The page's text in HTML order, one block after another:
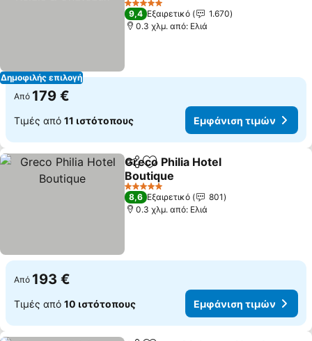
Δημοφιλής επιλογή
5 Αστέρια
9,4 Εξαιρετικό
1.670
0.3 χλμ. από: Ελιά
Από 179 €
Τιμές από 11 ιστότοπους Εμφάνιση τιμών
Κοινοποίηση
Προσθήκη στα αγαπημένα
Greco Philia Hotel
Boutique
5 Αστέρια
8,6 Εξαιρετικό
801
0.3 χλμ. από: Ελιά
Από 193 €
Τιμές από 10 ιστότοπους Εμφάνιση τιμών